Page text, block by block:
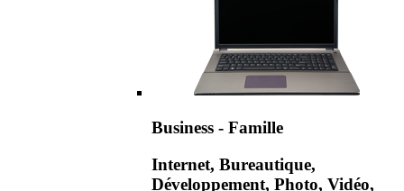
Business - Famille
Internet, Bureautique,
Développement, Photo, Vidéo,